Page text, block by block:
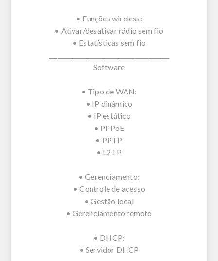
• Funções wireless:
• Ativar/desativar rádio sem fio
• Estatísticas sem fio
Software
• Tipo de WAN:
• IP dinâmico
• IP estático
• PPPoE
• PPTP
• L2TP
• Gerenciamento:
• Controle de acesso
• Gestão local
• Gerenciamento remoto
• DHCP:
• Servidor DHCP